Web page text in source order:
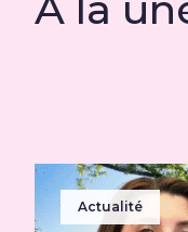
Actualité